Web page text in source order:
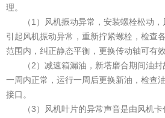
理。
（1）风机振动异常，安装螺栓松动
引起风机振动异常，重新拧紧螺栓，检查
范围内，纠正静态平衡，更换传动轴可有效
（2）减速箱漏油，新塔磨合期间油
一周内正常，运行一周后更换新油，检查
接口。
（3）风机叶片的异常声音是由风机